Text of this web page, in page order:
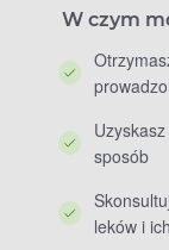
W czym
sposób
leków i